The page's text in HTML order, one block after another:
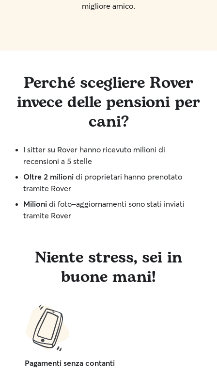
migliore amico.
Perché scegliere Rover
invece delle pensioni per
cani?
I sitter su Rover hanno ricevuto milioni di
recensioni a 5 stelle
Oltre 2 milioni di proprietari hanno prenotato
tramite Rover
Milioni di foto-aggiornamenti sono stati inviati
tramite Rover
Niente stress, sei in
buone mani!
Pagamenti senza contanti